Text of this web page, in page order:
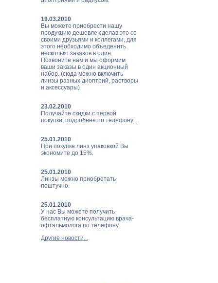
19.03.2010
Вы можете приобрести нашу
продукцию дешевле сделав это со
своими друзьями и коллегами, для
этого необходимо объеденить
несколько заказов в один.
Позвоните нам и мы оформим
ваши заказы в один акционный
набор. (сюда можно включить
линзы разных диоптрий, растворы
и аксессуары)
23.02.2010
Получайте скидки с первой
покупки, подробнее по телефону...
25.01.2010
При покупке линз упаковкой Вы
экономите до 15%.
25.01.2010
Линзы можно приобретать
поштучно.
25.01.2010
У нас Вы можете получить
бесплатную консультацию врача-
офтальмолога по телефону.
Другие новости...